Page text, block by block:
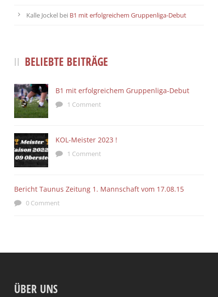
Kalle Jockel bei B1 mit erfolgreichem Gruppenliga-Debut
BELIEBTE BEITRÄGE
B1 mit erfolgreichem Gruppenliga-Debut
1 Comment
KOL-Meister 2023 !
1 Comment
Bericht Taunus Zeitung 1. Mannschaft vom 17.08.15
0 Comment
ÜBER UNS